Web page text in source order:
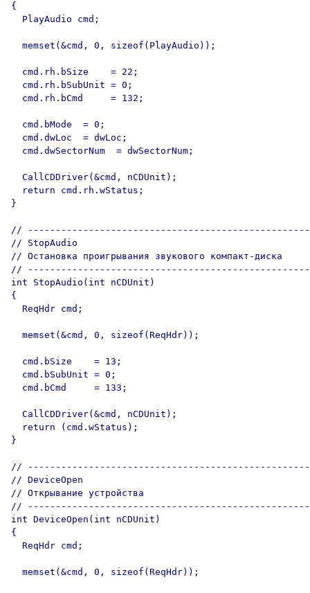
{
  PlayAudio cmd;
  memset(&cmd, 0, sizeof(PlayAudio));
  cmd.rh.bSize    = 22;
  cmd.rh.bSubUnit = 0;
  cmd.rh.bCmd     = 132;
  cmd.bMode  = 0;
  cmd.dwLoc  = dwLoc;
  cmd.dwSectorNum  = dwSectorNum;
  CallCDDriver(&cmd, nCDUnit);
  return cmd.rh.wStatus;
}
// ---------------------------------------------------
// StopAudio
// Остановка проигрывания звукового компакт-диска
// ---------------------------------------------------
int StopAudio(int nCDUnit)
{
  ReqHdr cmd;
  memset(&cmd, 0, sizeof(ReqHdr));
  cmd.bSize    = 13;
  cmd.bSubUnit = 0;
  cmd.bCmd     = 133;
  CallCDDriver(&cmd, nCDUnit);
  return (cmd.wStatus);
}
// ---------------------------------------------------
// DeviceOpen
// Открывание устройства
// ---------------------------------------------------
int DeviceOpen(int nCDUnit)
{
  ReqHdr cmd;
  memset(&cmd, 0, sizeof(ReqHdr));